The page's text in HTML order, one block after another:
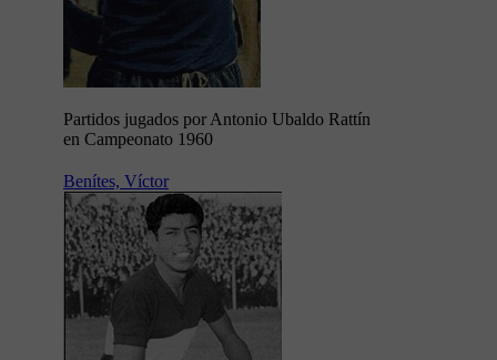
Partidos jugados por Antonio Ubaldo Rattín
en Campeonato 1960
Benítes, Víctor